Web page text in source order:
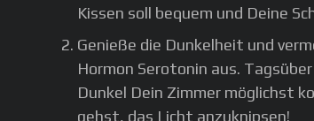
Kissen soll bequem und Deine
Genieße die Dunkelheit und
Hormon Serotonin aus.
Dunkel Dein Zimmer möglichst
gehst, das Licht anzuknipsen!